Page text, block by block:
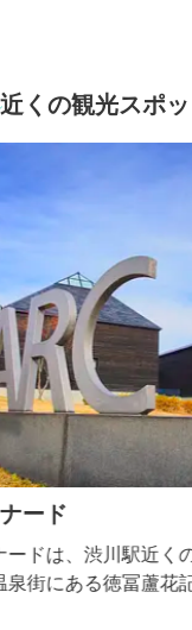
近くの観光スポッ
ード
ドは、渋川駅近く
街にある徳冨蘆花